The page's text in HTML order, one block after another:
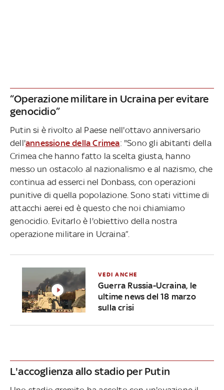
“Operazione militare in Ucraina per evitare
genocidio”
Putin si è rivolto al Paese nell'ottavo anniversario
dell'annessione della Crimea: "Sono gli abitanti della
Crimea che hanno fatto la scelta giusta, hanno
messo un ostacolo al nazionalismo e al nazismo, che
continua ad esserci nel Donbass, con operazioni
punitive di quella popolazione. Sono stati vittime di
attacchi aerei ed è questo che noi chiamiamo
genocidio. Evitarlo è l'obiettivo della nostra
operazione militare in Ucraina”.
VEDI ANCHE
Guerra Russia-Ucraina, le
ultime news del 18 marzo
sulla crisi
L'accoglienza allo stadio per Putin